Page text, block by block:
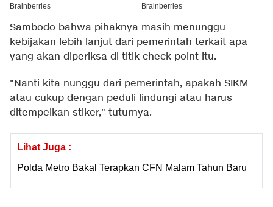
Sambodo bahwa pihaknya masih menunggu
kebijakan lebih lanjut dari pemerintah terkait apa
yang akan diperiksa di titik check point itu.
"Nanti kita nunggu dari pemerintah, apakah SIKM
atau cukup dengan peduli lindungi atau harus
ditempelkan stiker," tuturnya.
Lihat Juga :
Polda Metro Bakal Terapkan CFN Malam Tahun Baru